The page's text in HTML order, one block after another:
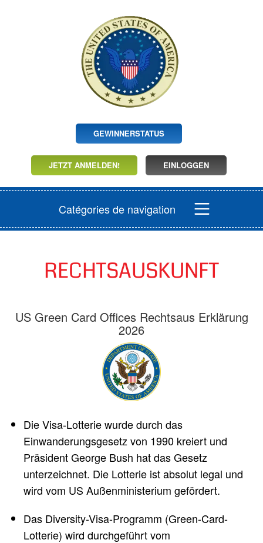
GEWINNERSTATUS
JETZT ANMELDEN! EINLOGGEN
Catégories de navigation
RECHTSAUSKUNFT
US Green Card Offices Rechtsaus Erklärung
2026
Die Visa-Lotterie wurde durch das
Einwanderungsgesetz von 1990 kreiert und
Präsident George Bush hat das Gesetz
unterzeichnet. Die Lotterie ist absolut legal und
wird vom US Außenministerium gefördert.
Das Diversity-Visa-Programm (Green-Card-
Lotterie) wird durchgeführt vom